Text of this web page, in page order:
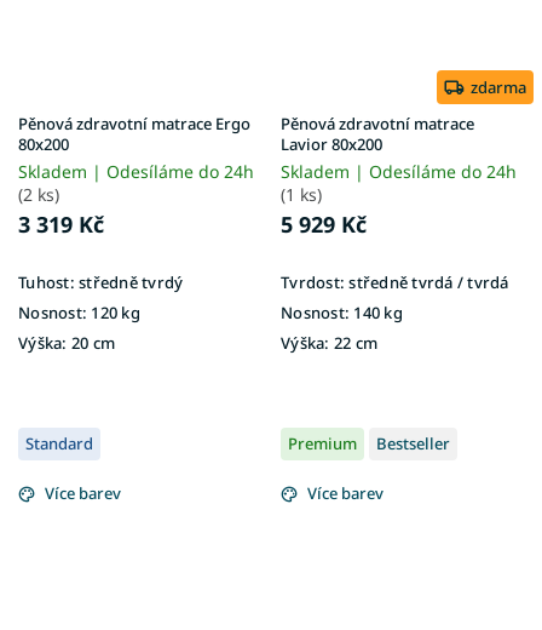
Pěnová zdravotní matrace Ergo
80x200
Skladem | Odesíláme do 24h
(2 ks)
3 319 Kč
Tuhost: středně tvrdý
Nosnost: 120 kg
Výška: 20 cm
zdarma
Pěnová zdravotní matrace
Lavior 80x200
Skladem | Odesíláme do 24h
(1 ks)
5 929 Kč
Tvrdost: středně tvrdá / tvrdá
Nosnost: 140 kg
Výška: 22 cm
Standard
Více barev
Premium Bestseller
Více barev